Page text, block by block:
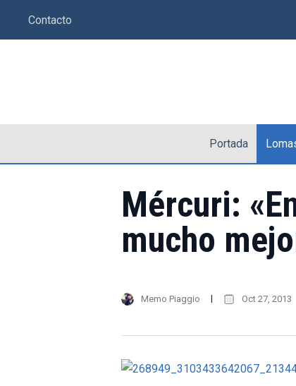
Contacto
Portada
Mércuri:
mucho
Memo Piaggio Oct 27, 2013